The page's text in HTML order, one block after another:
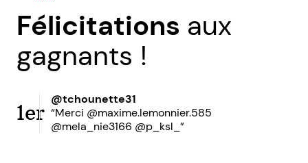
Félicitations aux
gagnants !
1er
@tchounette31
“Merci @maxime.lemonnier.585
@mela_nie3166 @p_ksl_”